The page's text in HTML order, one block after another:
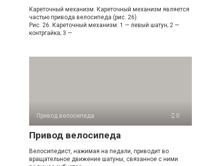
Кареточный механизм. Кареточный механизм является
частью привода велосипеда (рис. 26).
Рис. 26. Кареточный механизм: 1 — левый шатун; 2 —
контргайка; 3 —
Привод велосипеда 0
Привод велосипеда
Велосипедист, нажимая на педали, приводит во
вращательное движение шатуны, связанное с ними